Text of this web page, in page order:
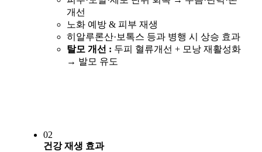
개선
노화 예방 & 피부 재생
히알루론산·보톡스 등과 병행 시 상승 효과
탈모 개선 : 두피 혈류개선 + 모낭 재활성화
→ 발모 유도
02
건강 재생 효과